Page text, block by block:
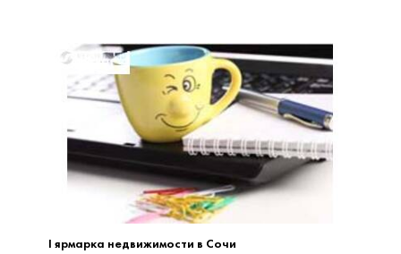
I ярмарка недвижимости в Сочи